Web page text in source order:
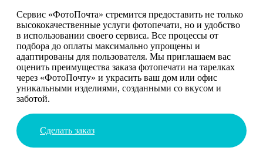
Сервис «ФотоПочта» стремится предоставить не только
высококачественные услуги фотопечати, но и удобство
в использовании своего сервиса. Все процессы от
подбора до оплаты максимально упрощены и
адаптированы для пользователя. Мы приглашаем вас
оценить преимущества заказа фотопечати на тарелках
через «ФотоПочту» и украсить ваш дом или офис
уникальными изделиями, созданными со вкусом и
заботой.
Сделать заказ